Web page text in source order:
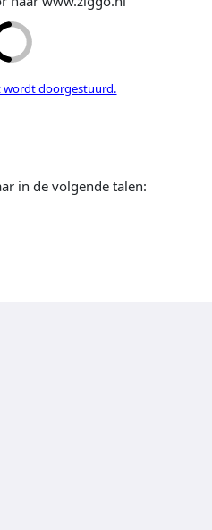
wordt doorgestuurd.
in de volgende talen: